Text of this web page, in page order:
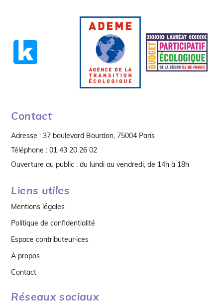
Contact
Adresse : 37 boulevard Bourdon, 75004 Paris
Téléphone : 01 43 20 26 02
Ouverture au public : du lundi au vendredi, de 14h à 18h
Liens utiles
Mentions légales
Politique de confidentialité
Espace contributeur·ices
À propos
Contact
Réseaux sociaux